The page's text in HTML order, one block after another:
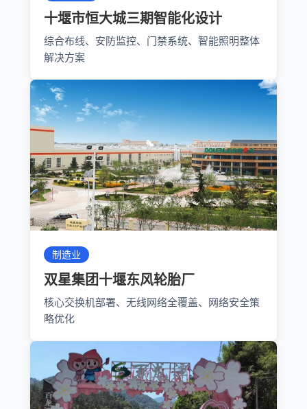
十堰市恒大城三期智能化设计
综合布线、安防监控、门禁系统、智能照明整体
解决方案
制造业
双星集团十堰东风轮胎厂
核心交换机部署、无线网络全覆盖、网络安全策
略优化